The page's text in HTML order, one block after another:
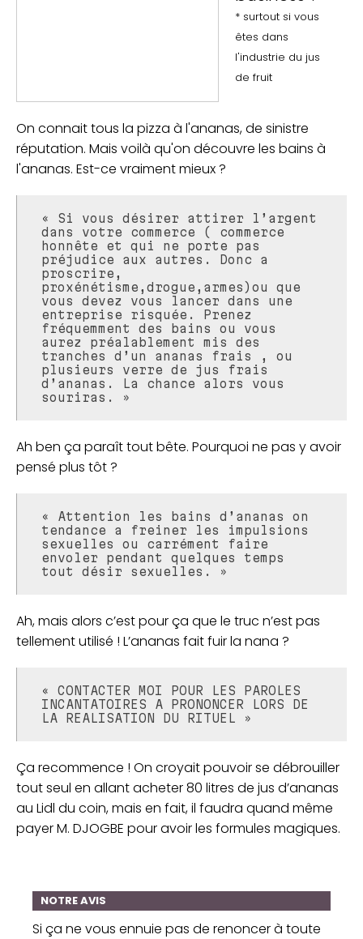
* surtout si vous
êtes dans
l'industrie du jus
de fruit
On connait tous la pizza à l'ananas, de sinistre
réputation. Mais voilà qu'on découvre les bains à
l'ananas. Est-ce vraiment mieux ?
« Si vous désirer attirer l’argent
dans votre commerce ( commerce
honnête et qui ne porte pas
préjudice aux autres. Donc a
proscrire,
proxénétisme,drogue,armes)ou que
vous devez vous lancer dans une
entreprise risquée. Prenez
fréquemment des bains ou vous
aurez préalablement mis des
tranches d’un ananas frais , ou
plusieurs verre de jus frais
d’ananas. La chance alors vous
souriras. »
Ah ben ça paraît tout bête. Pourquoi ne pas y avoir
pensé plus tôt ?
« Attention les bains d’ananas on
tendance a freiner les impulsions
sexuelles ou carrément faire
envoler pendant quelques temps
tout désir sexuelles. »
Ah, mais alors c’est pour ça que le truc n’est pas
tellement utilisé ! L’ananas fait fuir la nana ?
« CONTACTER MOI POUR LES PAROLES
INCANTATOIRES A PRONONCER LORS DE
LA REALISATION DU RITUEL »
Ça recommence ! On croyait pouvoir se débrouiller
tout seul en allant acheter 80 litres de jus d’ananas
au Lidl du coin, mais en fait, il faudra quand même
payer M. DJOGBE pour avoir les formules magiques.
NOTRE AVIS
Si ça ne vous ennuie pas de renoncer à toute